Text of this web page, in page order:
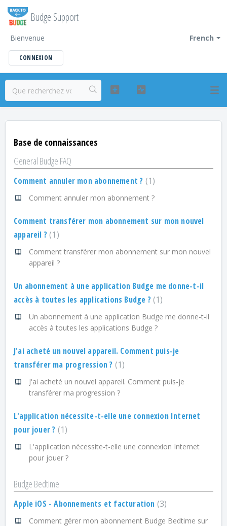
Budge Support
French
Bienvenue
CONNEXION
Base de connaissances
General Budge FAQ
Comment annuler mon abonnement ? 1
Comment annuler mon abonnement ?
Comment transférer mon abonnement sur mon nouvel
appareil ? 1
Comment transférer mon abonnement sur mon nouvel
appareil ?
Un abonnement à une application Budge me donne-t-il
accès à toutes les applications Budge ? 1
Un abonnement à une application Budge me donne-t-il
accès à toutes les applications Budge ?
J'ai acheté un nouvel appareil. Comment puis-je
transférer ma progression ? 1
J'ai acheté un nouvel appareil. Comment puis-je
transférer ma progression ?
L'application nécessite-t-elle une connexion Internet
pour jouer ? 1
L'application nécessite-t-elle une connexion Internet
pour jouer ?
Budge Bedtime
Apple iOS - Abonnements et facturation 3
Comment gérer mon abonnement Budge Bedtime sur